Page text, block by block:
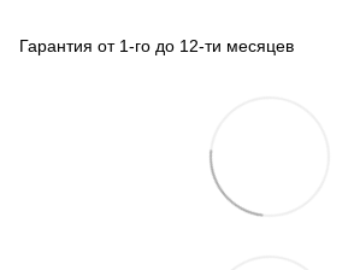
Гарантия от 1-го до 12-ти месяцев